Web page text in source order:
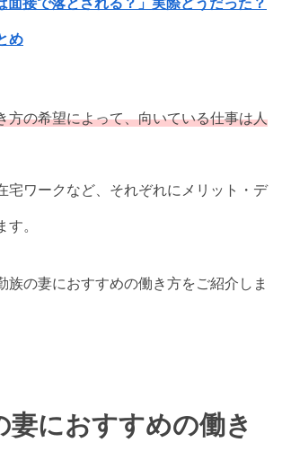
め
方の希望によって、向いている仕事は人
宅ワークなど、それぞれにメリット・デ
す。
族の妻におすすめの働き方をご紹介しま
妻におすすめの働き